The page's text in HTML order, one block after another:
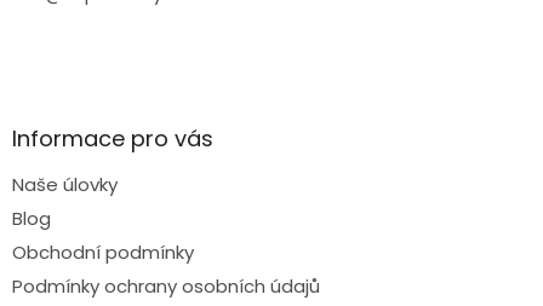
Informace pro vás
Naše úlovky
Blog
Obchodní podmínky
Podmínky ochrany osobních údajů